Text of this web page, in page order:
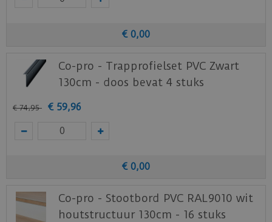
De trapneus profielen zijn gemakkelijk te
gemakkelijk de trapneus stroken erin geschoven
worden.
€ 0,00
Co-pro - Trapprofielset PVC Zwart
130cm - doos bevat 4 stuks
€ 74,95 € 59,96
€ 0,00
Co-pro - Stootbord PVC RAL9010 wit
houtstructuur 130cm - 16 stuks